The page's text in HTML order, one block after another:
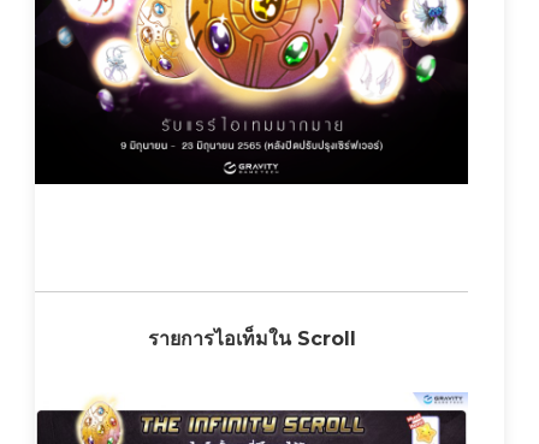
รายการไอเท็มใน Scroll